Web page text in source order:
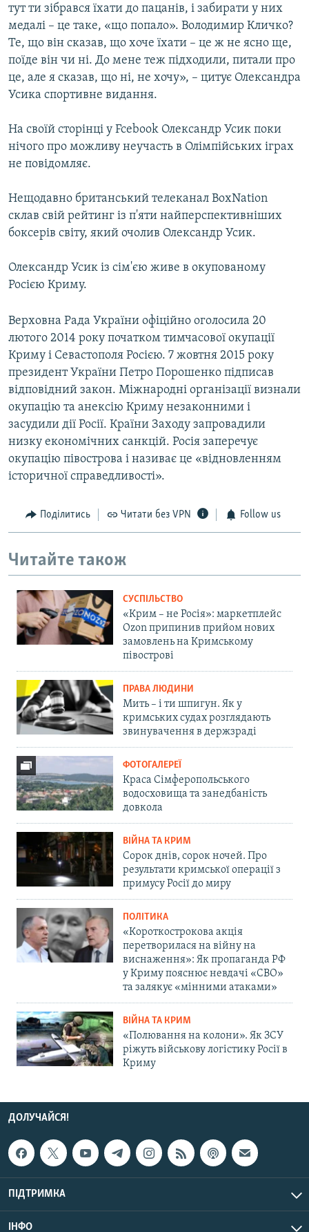
тут ти зібрався їхати до пацанів, і забирати у них
медалі – це таке, «що попало». Володимир Кличко?
Те, що він сказав, що хоче їхати – це ж не ясно ще,
поїде він чи ні. До мене теж підходили, питали про
це, але я сказав, що ні, не хочу», – цитує Олександра
Усика спортивне видання.
На своїй сторінці у Fcebook Олександр Усик поки
нічого про можливу неучасть в Олімпійських іграх
не повідомляє.
Нещодавно британський телеканал BoxNation
склав свій рейтинг із п'яти найперспективніших
боксерів світу, який очолив Олександр Усик.
Олександр Усик із сім'єю живе в окупованому
Росією Криму.
Верховна Рада України офіційно оголосила 20
лютого 2014 року початком тимчасової окупації
Криму і Севастополя Росією. 7 жовтня 2015 року
президент України Петро Порошенко підписав
відповідний закон. Міжнародні організації визнали
окупацію та анексію Криму незаконними і
засудили дії Росії. Країни Заходу запровадили
низку економічних санкцій. Росія заперечує
окупацію півострова і називає це «відновленням
історичної справедливості».
Поділитись Читати без VPN Follow us
Читайте також
СУСПІЛЬСТВО
«Крим – не Росія»: маркетплейс
Ozon припинив прийом нових
замовлень на Кримському
півострові
ПРАВА ЛЮДИНИ
Мить – і ти шпигун. Як у
кримських судах розглядають
звинувачення в держзраді
ФОТОГАЛЕРЕЇ
Краса Сімферопольського
водосховища та занедбаність
довкола
ВІЙНА ТА КРИМ
Сорок днів, сорок ночей. Про
результати кримської операції з
примусу Росії до миру
ПОЛІТИКА
«Короткострокова акція
перетворилася на війну на
виснаження»: Як пропаганда РФ
у Криму пояснює невдачі «СВО»
та залякує «мінними атаками»
ВІЙНА ТА КРИМ
«Полювання на колони». Як ЗСУ
ріжуть військову логістику Росії в
Криму
ДОЛУЧАЙСЯ!
ПІДТРИМКА
ІНФО